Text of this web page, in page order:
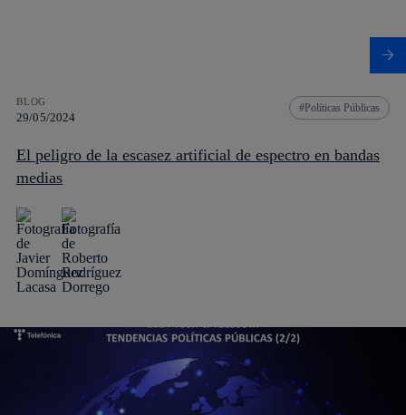
BLOG
29/05/2024
Políticas Públicas
El peligro de la escasez artificial de espectro en bandas
medias